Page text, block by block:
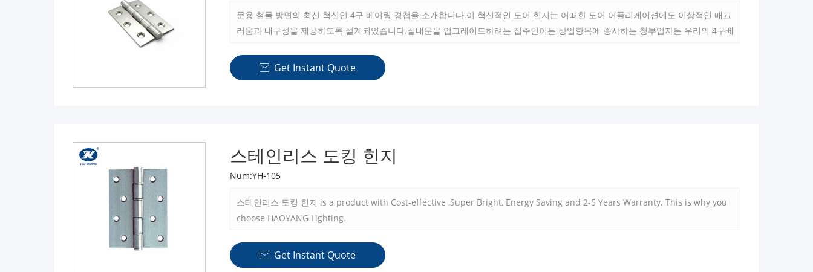
문용 철물 방면의 최신 혁신인 4구 베어링 경첩을 소개합니다.이 혁신적인 도어 힌지는 어떠한 도어 어플리케이션에도 이상적인 매끄
러움과 내구성을 제공하도록 설계되었습니다.실내문을 업그레이드하려는 집주인이든 상업항목에 종사하는 청부업자든 우리의 4구베
 Get Instant Quote
스테인리스 도킹 힌지
Num:YH-105
스테인리스 도킹 힌지 is a product with Cost-effective ,Super Bright, Energy Saving and 2-5 Years Warranty. This is why you
choose HAOYANG Lighting.
 Get Instant Quote